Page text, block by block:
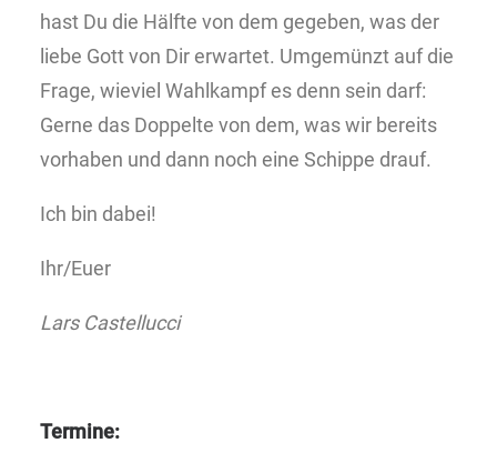
hast Du die Hälfte von dem gegeben, was der
liebe Gott von Dir erwartet. Umgemünzt auf die
Frage, wieviel Wahlkampf es denn sein darf:
Gerne das Doppelte von dem, was wir bereits
vorhaben und dann noch eine Schippe drauf.
Ich bin dabei!
Ihr/Euer
Lars Castellucci
Termine: